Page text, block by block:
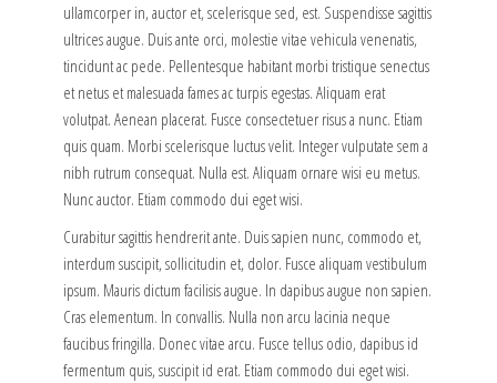
ullamcorper in, auctor et, scelerisque sed, est. Suspendisse sagittis
ultrices augue. Duis ante orci, molestie vitae vehicula venenatis,
tincidunt ac pede. Pellentesque habitant morbi tristique senectus
et netus et malesuada fames ac turpis egestas. Aliquam erat
volutpat. Aenean placerat. Fusce consectetuer risus a nunc. Etiam
quis quam. Morbi scelerisque luctus velit. Integer vulputate sem a
nibh rutrum consequat. Nulla est. Aliquam ornare wisi eu metus.
Nunc auctor. Etiam commodo dui eget wisi.
Curabitur sagittis hendrerit ante. Duis sapien nunc, commodo et,
interdum suscipit, sollicitudin et, dolor. Fusce aliquam vestibulum
ipsum. Mauris dictum facilisis augue. In dapibus augue non sapien.
Cras elementum. In convallis. Nulla non arcu lacinia neque
faucibus fringilla. Donec vitae arcu. Fusce tellus odio, dapibus id
fermentum quis, suscipit id erat. Etiam commodo dui eget wisi.